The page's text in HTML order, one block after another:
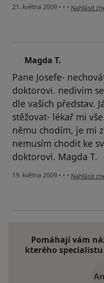
21. května 2009 • • • podle
Nahlásit
Magda T.
Pane Josefe-
doktorovi. nedivím
dle vašich představ.
stěžovat- lékař mi
němu chodím, je mi
nemusím chodit ke
doktorovi. Magda T.
19. května 2009 • • • podle
Nahlásit
Pomáhají vám
kterého